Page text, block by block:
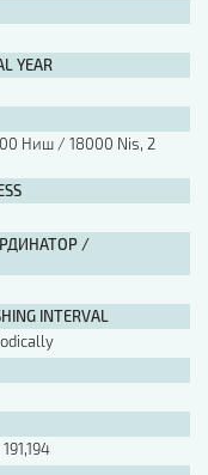
YEAR
Ниш / 18000 Nis, 2
/
INTERVAL